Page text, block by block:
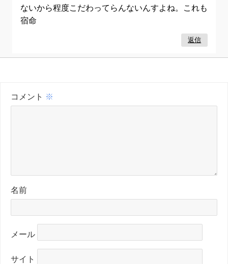
ないから程度こだわってらんないんすよね。これも
宿命
返信
コメント ※
名前
メール
サイト